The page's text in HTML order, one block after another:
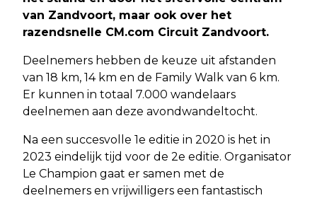
van Zandvoort, maar ook over het
razendsnelle CM.com Circuit Zandvoort.
Deelnemers hebben de keuze uit afstanden
van 18 km, 14 km en de Family Walk van 6 km.
Er kunnen in totaal 7.000 wandelaars
deelnemen aan deze avondwandeltocht.
Na een succesvolle 1e editie in 2020 is het in
2023 eindelijk tijd voor de 2e editie. Organisator
Le Champion gaat er samen met de
deelnemers en vrijwilligers een fantastisch